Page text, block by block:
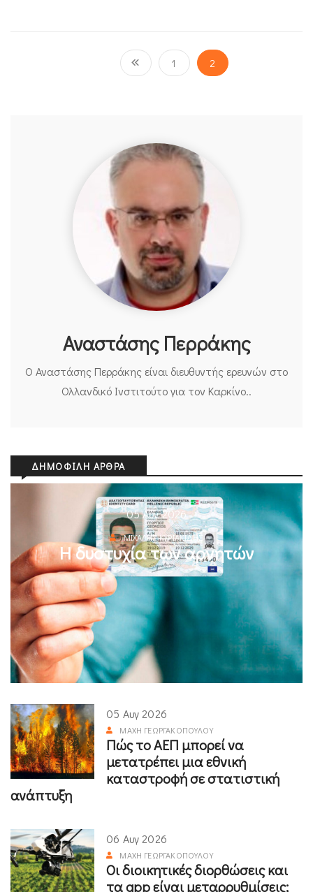
1 2
Αναστάσης Περράκης
Ο Αναστάσης Περράκης είναι διευθυντής ερευνών στο
Ολλανδικό Ινστιτούτο για τον Καρκίνο..
ΔΗΜΟΦΙΛΉ ΆΡΘΡΑ
05 Αυγ 2026
ΜΙΧΆΛΗΣ ΚΥΡΙΑΚΊΔΗΣ
Η δυστυχία των αρνητών
05 Αυγ 2026
ΜΆΧΗ ΓΕΩΡΓΑΚΟΠΟΎΛΟΥ
Πώς το ΑΕΠ μπορεί να
μετατρέπει μια εθνική
καταστροφή σε στατιστική
ανάπτυξη
06 Αυγ 2026
ΜΆΧΗ ΓΕΩΡΓΑΚΟΠΟΎΛΟΥ
Οι διοικητικές διορθώσεις και
τα app είναι μεταρρυθμίσεις;